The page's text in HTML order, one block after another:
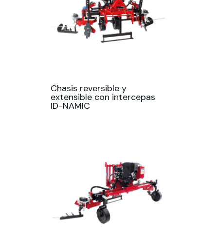
Chasis reversible y
extensible con intercepas
ID-NAMIC